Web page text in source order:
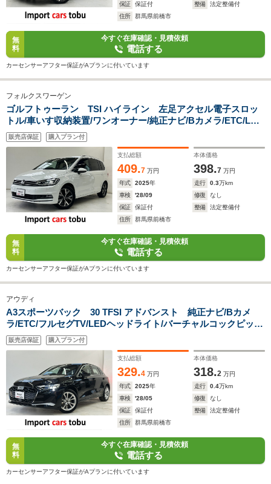
保証
保証付 整備
法定整備付
住所
群馬県前橋市
無
料
今すぐ在庫確認・見積依頼
電話する
カーセンサーアフター保証がAプランに付いています
フォルクスワーゲン
ゴルフトゥーラン TSI ハイライン 左足アクセル電子スロッ
トル/車いす収納装置/ワンオーナー/純正ナビ/Bカメラ/ETC/LED
ヘッドライト/デジタルコックピット/パドルシフト/アクティブ
クルーズコントロール/前後障害物センサー/スマートキー/キー
販売店保証 購入プラン付
支払総額
409.7 万円
本体価格
398.7 万円
年式
2025年 走行 0.3万km
車検
'28/09 修復
なし
保証
保証付 整備
法定整備付
住所
群馬県前橋市
無
料
今すぐ在庫確認・見積依頼
電話する
カーセンサーアフター保証がAプランに付いています
アウディ
A3スポーツバック 30 TFSI アドバンスト 純正ナビ/Bカメ
ラ/ETC/フルセグTV/LEDヘッドライト/バーチャルコックピッ
ト/アクティブクルーズコントロール/ブラインドスポットモニタ
ー/パドルシフト/シートヒーター/パドルシフト/レーンキープ/ス
販売店保証 購入プラン付
支払総額
329.4 万円
本体価格
318.2 万円
年式
2025年 走行 0.4万km
車検
'28/05 修復
なし
保証
保証付 整備
法定整備付
住所
群馬県前橋市
無
料
今すぐ在庫確認・見積依頼
電話する
カーセンサーアフター保証がAプランに付いています